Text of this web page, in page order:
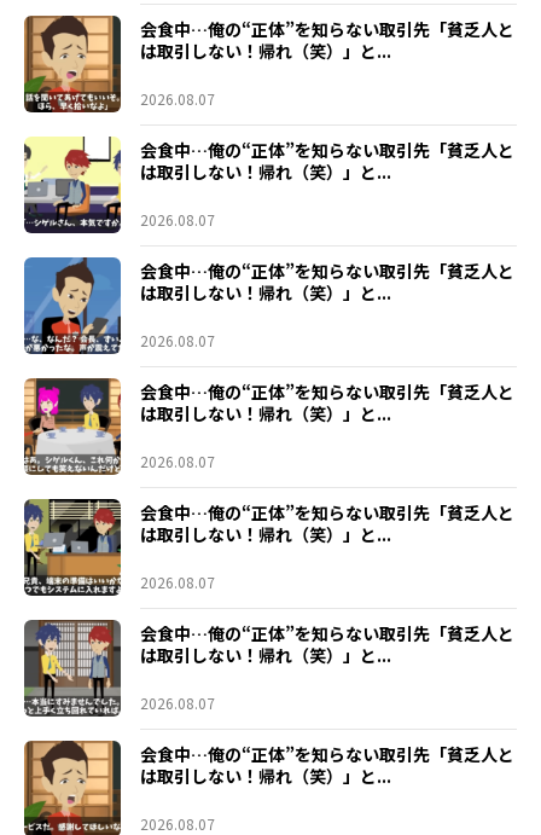
会食中…俺の“正体”を知らない取引先「貧乏人と
は取引しない！帰れ（笑）」と...
2026.08.07
会食中…俺の“正体”を知らない取引先「貧乏人と
は取引しない！帰れ（笑）」と...
2026.08.07
会食中…俺の“正体”を知らない取引先「貧乏人と
は取引しない！帰れ（笑）」と...
2026.08.07
会食中…俺の“正体”を知らない取引先「貧乏人と
は取引しない！帰れ（笑）」と...
2026.08.07
会食中…俺の“正体”を知らない取引先「貧乏人と
は取引しない！帰れ（笑）」と...
2026.08.07
会食中…俺の“正体”を知らない取引先「貧乏人と
は取引しない！帰れ（笑）」と...
2026.08.07
会食中…俺の“正体”を知らない取引先「貧乏人と
は取引しない！帰れ（笑）」と...
2026.08.07